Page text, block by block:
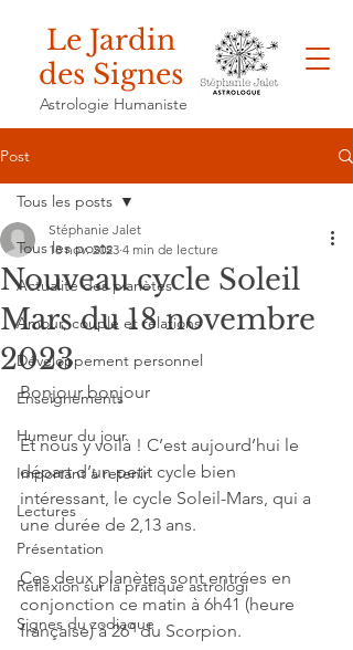
Le Jardin
des Signes
Astrologie Humaniste
Post
Tous les posts
Actualité des planètes
Amour, couple et relations
Développement personnel
Enseignements
Humeur du jour
Important à retenir
Lectures
Présentation
Réflexion sur la pratique astrologi
Signes du zodiaque
Tous les posts
Nouveau cycle Soleil
Mars du 18 novembre
2023
Stéphanie Jalet
18 nov. 2023 4 min de lecture
Bonjour bonjour
Et nous y voilà ! C’est aujourd’hui le
départ d’un petit cycle bien
intéressant, le cycle Soleil-Mars, qui a
une durée de 2,13 ans.
Ces deux planètes sont entrées en
conjonction ce matin à 6h41 (heure
française) à 26° du Scorpion.